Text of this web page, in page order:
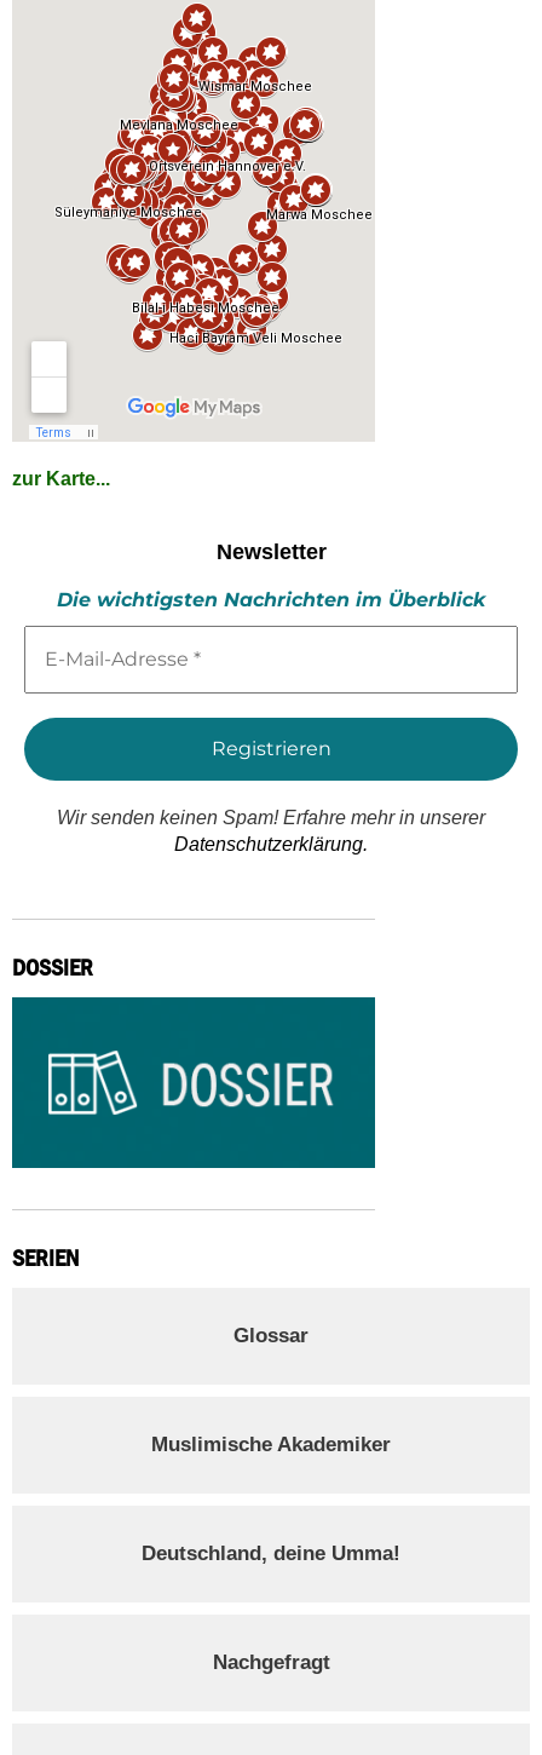
zur Karte...
Newsletter
Die wichtigsten Nachrichten im Überblick
Mail-
*
Wir senden keinen Spam! Erfahre mehr in unserer
Datenschutzerklärung.
DOSSIER
SERIEN
Glossar
Muslimische Akademiker
Deutschland, deine Umma!
Nachgefragt